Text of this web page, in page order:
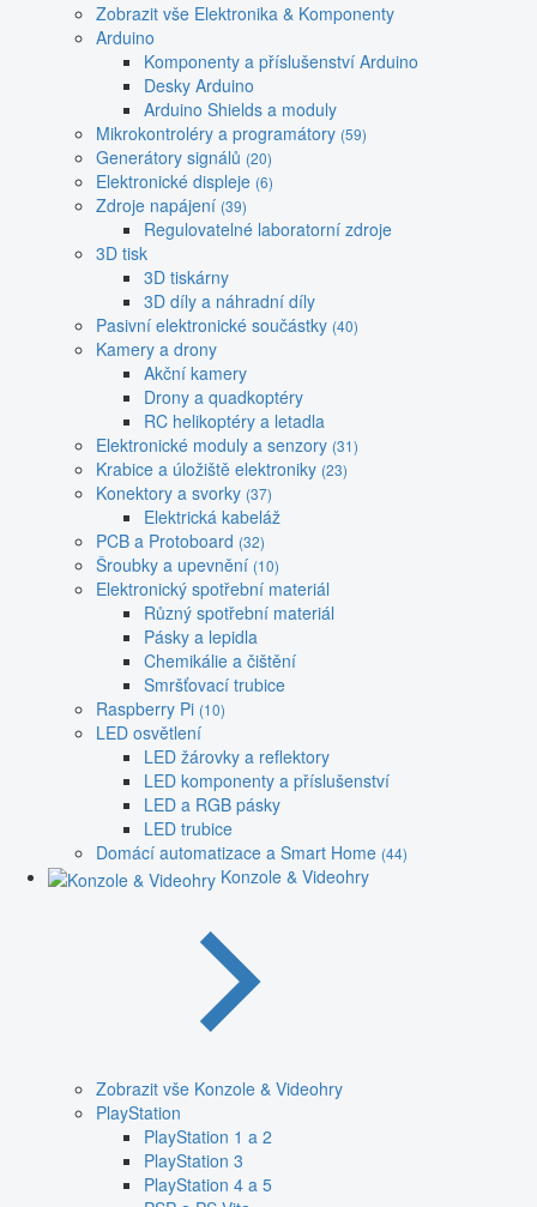
Zobrazit vše Elektronika & Komponenty
Arduino
Komponenty a příslušenství Arduino
Desky Arduino
Arduino Shields a moduly
Mikrokontroléry a programátory (59)
Generátory signálů (20)
Elektronické displeje (6)
Zdroje napájení (39)
Regulovatelné laboratorní zdroje
3D tisk
3D tiskárny
3D díly a náhradní díly
Pasivní elektronické součástky (40)
Kamery a drony
Akční kamery
Drony a quadkoptéry
RC helikoptéry a letadla
Elektronické moduly a senzory (31)
Krabice a úložiště elektroniky (23)
Konektory a svorky (37)
Elektrická kabeláž
PCB a Protoboard (32)
Šroubky a upevnění (10)
Elektronický spotřební materiál
Různý spotřební materiál
Pásky a lepidla
Chemikálie a čištění
Smršťovací trubice
Raspberry Pi (10)
LED osvětlení
LED žárovky a reflektory
LED komponenty a příslušenství
LED a RGB pásky
LED trubice
Domácí automatizace a Smart Home (44)
Konzole & Videohry
Zobrazit vše Konzole & Videohry
PlayStation
PlayStation 1 a 2
PlayStation 3
PlayStation 4 a 5